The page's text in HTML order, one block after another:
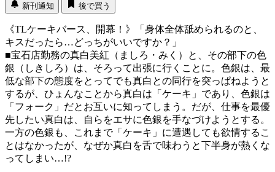
新刊通知 後で買う
《TLケーキバース、開幕！》「身体全体舐められるのと、
キスだったら…どっちがいいですか？」
■宝石店勤務の真白美紅（ましろ・みく）と、その部下の色
銀（しきしろ）は、そろって出張に行くことに。色銀は、最
低な部下の態度をとってでも真白との同行を突っぱねようと
するが、ひょんなことから真白は「ケーキ」であり、色銀は
「フォーク」だとお互いに知ってしまう。だが、仕事を最優
先したい真白は、自らをエサに色銀を手なづけようとする。
一方の色銀も、これまで「ケーキ」に遭遇しても欲情するこ
とはなかったが、なぜか真白を舌で味わうと下半身が熱くな
ってしまい…!?